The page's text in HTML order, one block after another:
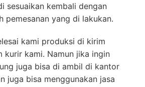
sesuaikan kembali dengan
pemesanan yang di lakukan.
kami produksi di kirim
kurir kami. Namun jika ingin
juga bisa di ambil di kantor
juga bisa menggunakan jasa